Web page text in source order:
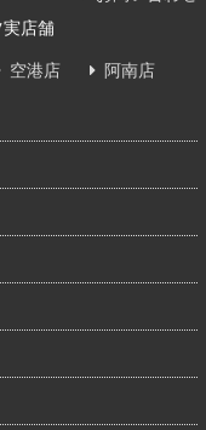
店舗
空港店 阿南店